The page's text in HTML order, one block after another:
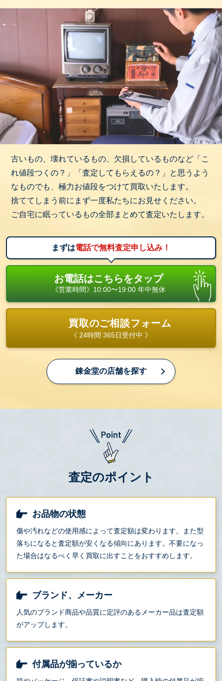
古いもの、壊れているもの、欠損しているものなど「こ
れ値段つくの？」「査定してもらえるの？」と思うよう
なものでも、極力お値段をつけて買取いたします。
捨ててしまう前にまず一度私たちにお見せください。
ご自宅に眠っているもの全部まとめて査定いたします。
まずは電話で無料査定申し込み！
お電話はこちらをタップ
《営業時間》10:00〜19:00 年中無休
買取のご相談フォーム
《 24時間 365日受付中 》
錬金堂の店舗を探す
査定のポイント
お品物の状態
傷や汚れなどの使用感によって査定額は変わります。また型
落ちになると査定額が安くなる傾向にあります。不要になっ
た場合はなるべく早く買取に出すことをおすすめします。
ブランド、メーカー
人気のブランド商品や品質に定評のあるメーカー品は査定額
がアップします。
付属品が揃っているか